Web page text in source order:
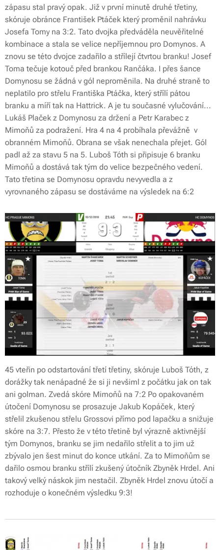
zápasu stal pravý opak. Již v první minutě druhé třetiny,
skóruje obránce František Ptáček který proměnil nahrávku
Josefa Tomy na 3:2. Tato dvojka předváděla neuvěřitelné
kombinace a stala se velice nepříjemnou pro Domynos. A
znovu se této dvojce zadařilo a střílejí čtvrtou branku! Josef
Toma tečuje kotouč před brankou Rančáka. I přes šance
Domynosu se žádná v gól neproměnila. Na druhé straně to
neplatilo pro střelu Františka Ptáčka, který střílí pátou
branku a míří tak na Hattrick. A je tu současné vylučování...
Lukáš Plaček z Domynosu za držení a Petr Karabec z
Mimoňů za podražení. Hra 4 na 4 probíhala převážně v
obranném Mimoňů. Obrana se však nenechala přejet. Gól
padl až za stavu 5 na 5. Luboš Tóth si připisuje 6 branku
Mimoňů a dostává tak tým do velice bezpečného vedení.
Tato třetina se Domynosu opravdu nevyvedla a z
vyrovnaného zápasu se dostáváme na výsledek na 6:2
45 vteřin po odstartování třetí třetiny, skóruje Luboš Tóth, z
dorážky tak nenápadné že si ji nevšiml z počátku jak on tak
ani golman. Zvedá skóre Mimoňů na 7:2 Po opakovaném
útočení Domynosu se prosazuje Jakub Kopáček, který
střelil zkušenou střelu Grossovi přímo pod lapačku a snižuje
skóre na 3:7. Přesto že v této třetině byl výrazně aktivnější
tým Domynos, branku se jim nedařilo střelit a to jim už
zbývalo jen šest minut do konce utkání. Za to Mimoňům se
dařilo osmou branku střílí zkušený útočník Zbyněk Hrdel. Ani
takový velký náskok jim nestačil. Zbyněk Hrdel znovu útočí a
rozhoduje o konečném výsledku 9:3!